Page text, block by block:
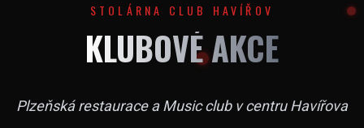
STOLÁRNA CLUB HAVÍŘOV
KLUBOVÉ AKCE
Plzeňská restaurace a Music club v centru Havířova